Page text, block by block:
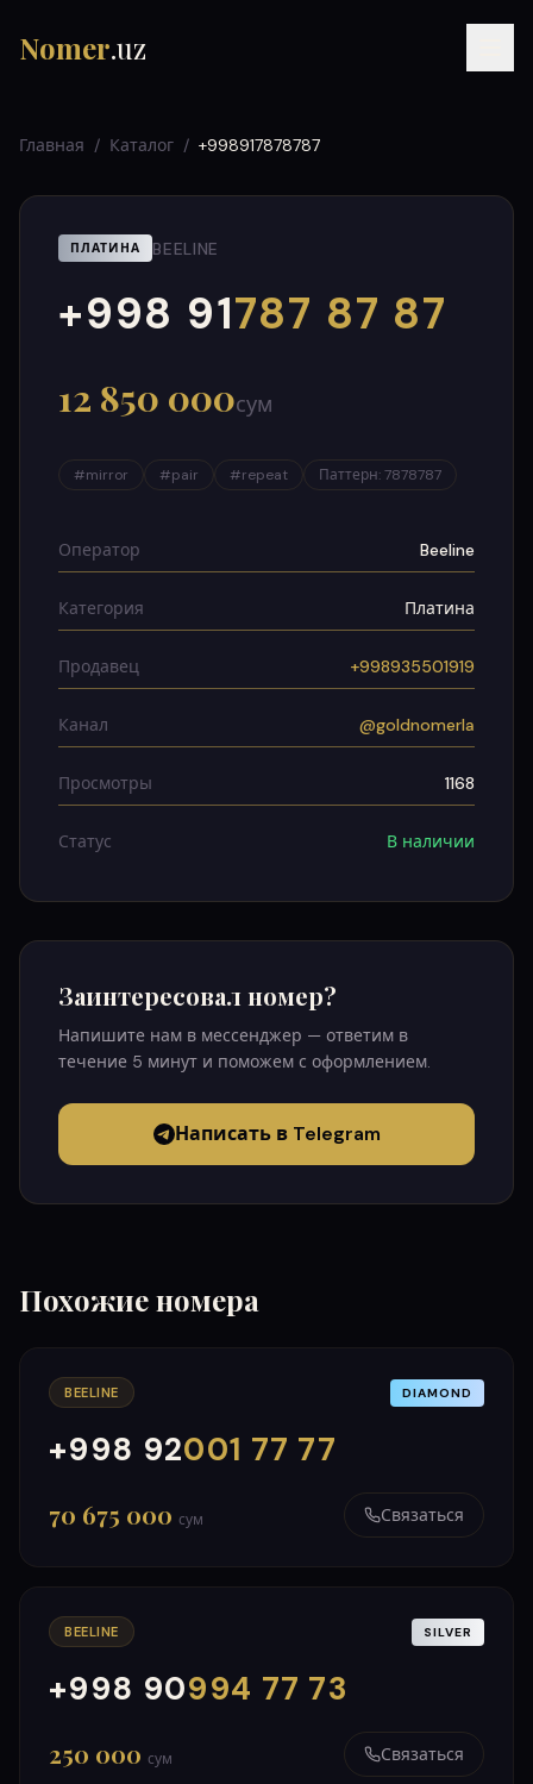
Nomer.uz
UZ УЗ
Главная / Каталог / +998917878787
ПЛАТИНА BEELINE
+998 91787 87 87
000
999
12 850 000сум
#mirror #pair #repeat Паттерн:7878787
Оператор Beeline
Категория Платина
Продавец +998935501919
Канал @goldnomerla
Просмотры 1168
Статус В наличии
Заинтересовал номер?
Напишите нам в мессенджер — ответим в
течение 5 минут и поможем с оформлением.
Написать в Telegram
Похожие номера
BEELINE DIAMOND
+998 92001 77 77
000
999
70 675 000 сум Связаться
BEELINE SILVER
+998 90994 77 73
000
999
250 000 сум Связаться